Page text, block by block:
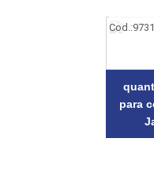
Cod.:9731
para